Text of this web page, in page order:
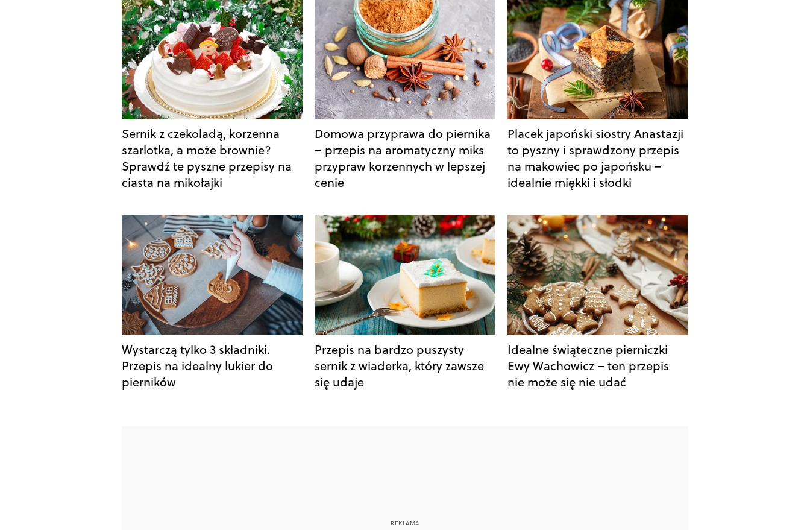
Sernik z czekoladą, korzenna
szarlotka, a może brownie?
Sprawdź te pyszne przepisy na
ciasta na mikołajki
Domowa przyprawa do piernika
– przepis na aromatyczny miks
przypraw korzennych w lepszej
cenie
Placek japoński siostry Anastazji
to pyszny i sprawdzony przepis
na makowiec po japońsku –
idealnie miękki i słodki
Wystarczą tylko 3 składniki.
Przepis na idealny lukier do
pierników
Przepis na bardzo puszysty
sernik z wiaderka, który zawsze
się udaje
Idealne świąteczne pierniczki
Ewy Wachowicz – ten przepis
nie może się nie udać